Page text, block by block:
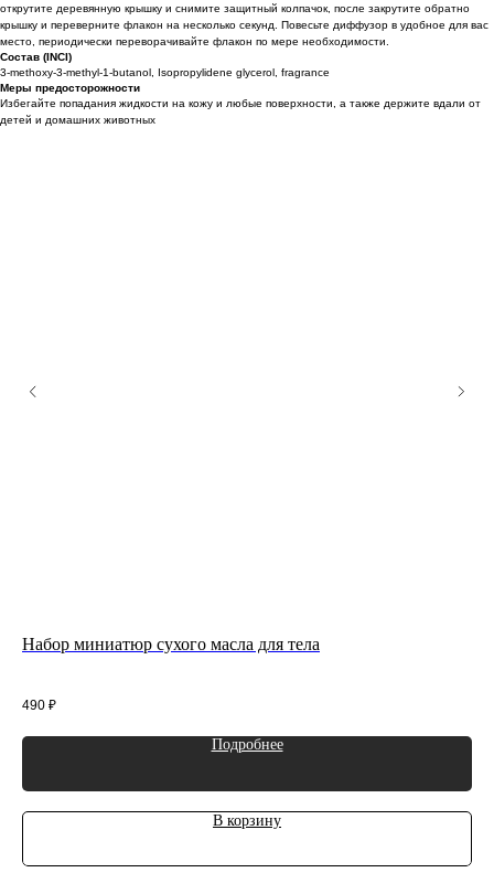
открутите деревянную крышку и снимите защитный колпачок, после закрутите обратно
крышку и переверните флакон на несколько секунд. Повесьте диффузор в удобное для вас
место, периодически переворачивайте флакон по мере необходимости.
Состав (INCI)
3-methoxy-3-methyl-1-butanol, Isopropylidene glycerol, fragrance
Меры предосторожности
Избегайте попадания жидкости на кожу и любые поверхности, а также держите вдали от
детей и домашних животных
Набор миниатюр сухого масла для тела
490 ₽
Подробнее
В корзину